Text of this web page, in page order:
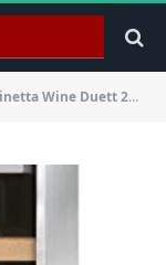
Wine Duett 21 Metallico